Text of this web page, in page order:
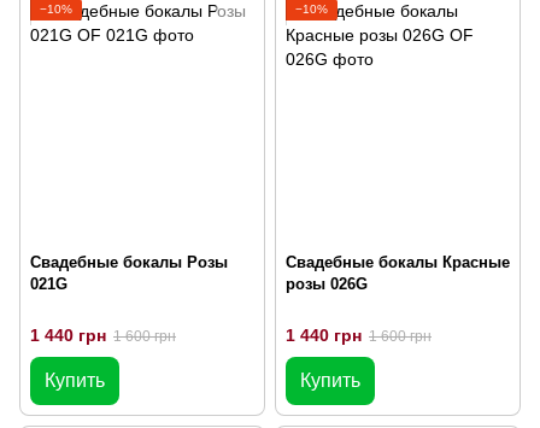
−10%
Свадебные бокалы Розы
021G
1 440 грн 1 600 грн
Купить
−10%
Свадебные бокалы Красные
розы 026G
1 440 грн 1 600 грн
Купить